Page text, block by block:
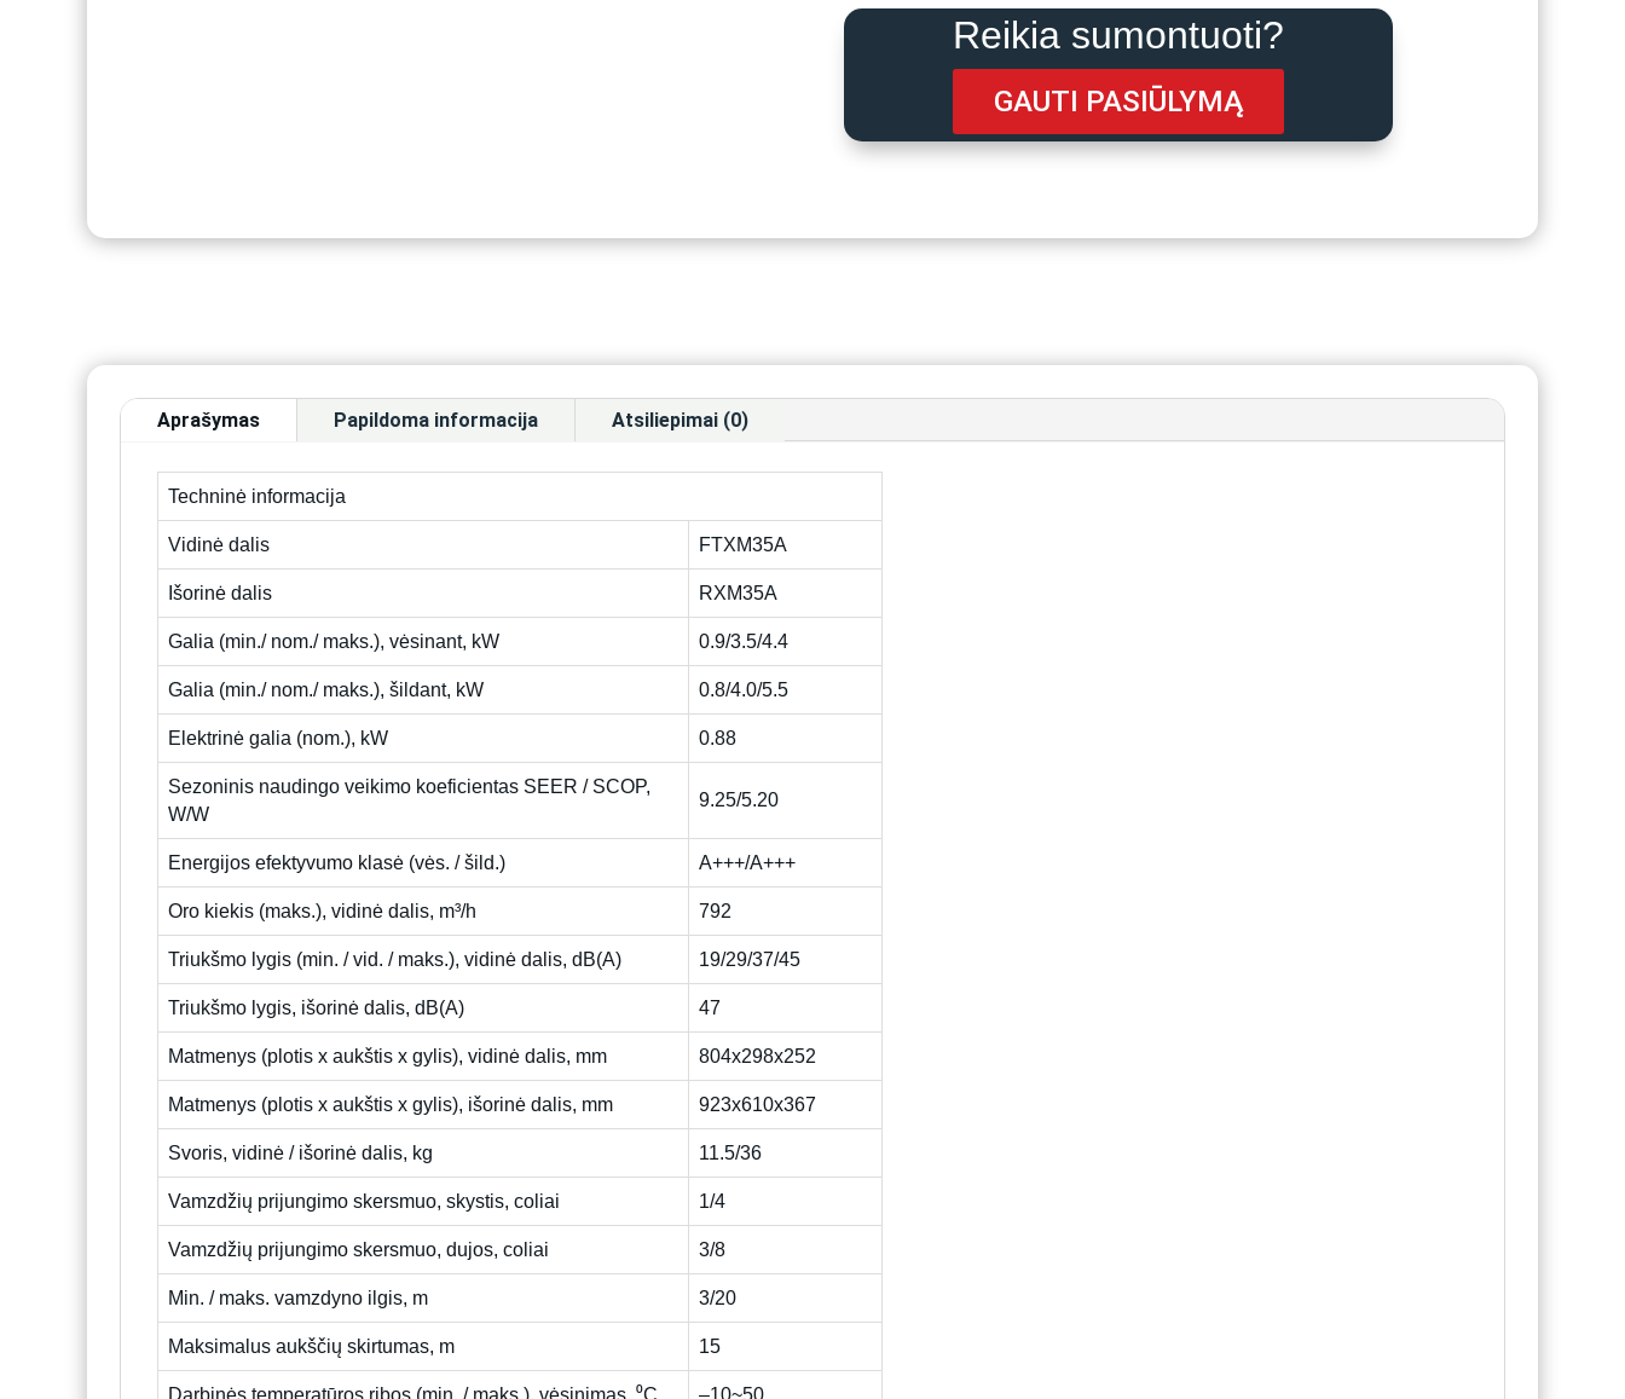
Reikia sumontuoti?
GAUTI PASIŪLYMĄ
Aprašymas Papildoma informacija Atsiliepimai (0)
Techninė informacija
Vidinė dalis FTXM35A
Išorinė dalis RXM35A
Galia (min./ nom./ maks.), vėsinant, kW 0.9/3.5/4.4
Galia (min./ nom./ maks.), šildant, kW 0.8/4.0/5.5
Elektrinė galia (nom.), kW 0.88
Sezoninis naudingo veikimo koeficientas SEER / SCOP,
W/W
9.25/5.20
Energijos efektyvumo klasė (vės. / šild.) A+++/A+++
Oro kiekis (maks.), vidinė dalis, m³/h 792
Triukšmo lygis (min. / vid. / maks.), vidinė dalis, dB(A) 19/29/37/45
Triukšmo lygis, išorinė dalis, dB(A) 47
Matmenys (plotis x aukštis x gylis), vidinė dalis, mm 804x298x252
Matmenys (plotis x aukštis x gylis), išorinė dalis, mm 923x610x367
Svoris, vidinė / išorinė dalis, kg 11.5/36
Vamzdžių prijungimo skersmuo, skystis, coliai 1/4
Vamzdžių prijungimo skersmuo, dujos, coliai 3/8
Min. / maks. vamzdyno ilgis, m 3/20
Maksimalus aukščių skirtumas, m 15
Darbinės temperatūros ribos (min. / maks.), vėsinimas, ⁰C –10~50